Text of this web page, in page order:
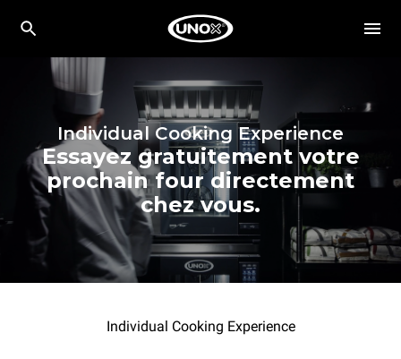
Individual Cooking Experience
Essayez gratuitement votre
prochain four directement
chez vous.
Individual Cooking Experience